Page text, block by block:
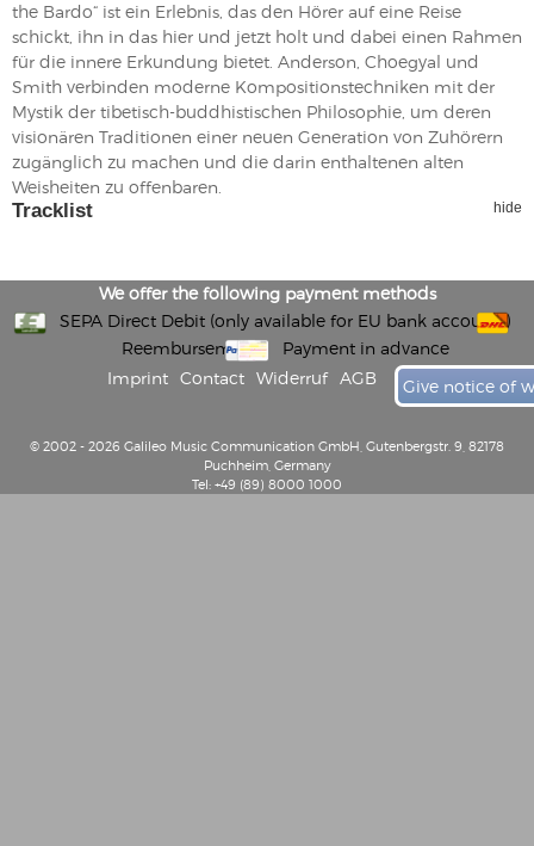
the Bardo“ ist ein Erlebnis, das den Hörer auf eine Reise
schickt, ihn in das hier und jetzt holt und dabei einen Rahmen
für die innere Erkundung bietet. Anderson, Choegyal und
Smith verbinden moderne Kompositionstechniken mit der
Mystik der tibetisch-buddhistischen Philosophie, um deren
visionären Traditionen einer neuen Generation von Zuhörern
zugänglich zu machen und die darin enthaltenen alten
Weisheiten zu offenbaren.
Tracklist hide
We offer the following payment methods
SEPA Direct Debit (only available for EU bank accounts)
Reembursement
Payment in advance
Imprint
Contact Widerruf AGB Give notice of
© 2002 - 2026 Galileo Music Communication GmbH, Gutenbergstr. 9, 82178
Puchheim, Germany
Tel: +49 (89) 8000 1000